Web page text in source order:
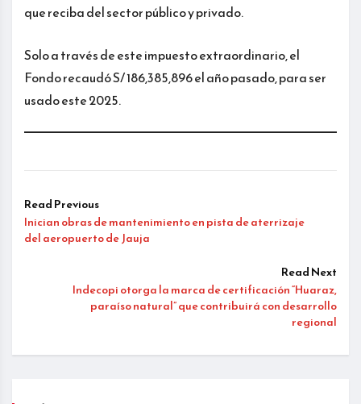
que reciba del sector público y privado.
Solo a través de este impuesto extraordinario, el
Fondo recaudó S/ 186,385,896 el año pasado, para ser
usado este 2025.
Read Previous
Inician obras de mantenimiento en pista de aterrizaje
del aeropuerto de Jauja
Read Next
Indecopi otorga la marca de certificación “Huaraz,
paraíso natural” que contribuirá con desarrollo
regional